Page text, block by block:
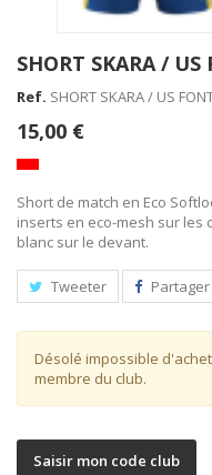
SHORT SKARA /
Ref. SHORT SKARA / US
15,00 €
Short de match en Eco
inserts en eco-mesh sur les
blanc sur le devant.
Tweeter Partager
Désolé impossible
membre du club.
Saisir mon code club